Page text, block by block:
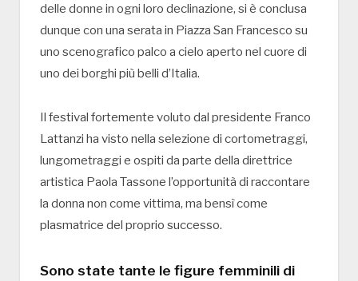
delle donne in ogni loro declinazione, si è conclusa
dunque con una serata in Piazza San Francesco su
uno scenografico palco a cielo aperto nel cuore di
uno dei borghi più belli d’Italia.
Il festival fortemente voluto dal presidente Franco
Lattanzi ha visto nella selezione di cortometraggi,
lungometraggi e ospiti da parte della direttrice
artistica Paola Tassone l’opportunità di raccontare
la donna non come vittima, ma bensì come
plasmatrice del proprio successo.
Sono state tante le figure femminili di